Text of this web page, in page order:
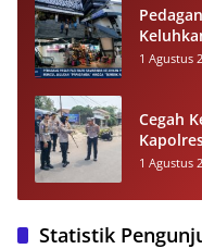
Minta
1 Agustus
Cegah
Rambu
1 Agustus
Statistik